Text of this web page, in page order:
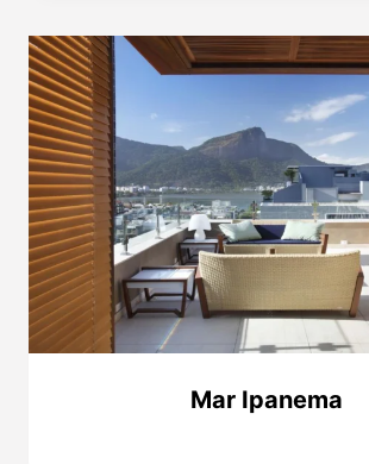
Mar Ipanema